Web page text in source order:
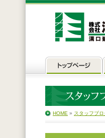
HOME » スタッフブロ